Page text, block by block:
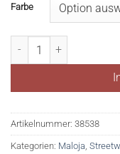
Farbe
GratM. Menge
Artikelnummer: 38538
Kategorien: Maloja,